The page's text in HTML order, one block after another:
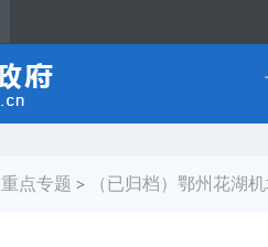
重点专题 > （已归档）鄂州花湖